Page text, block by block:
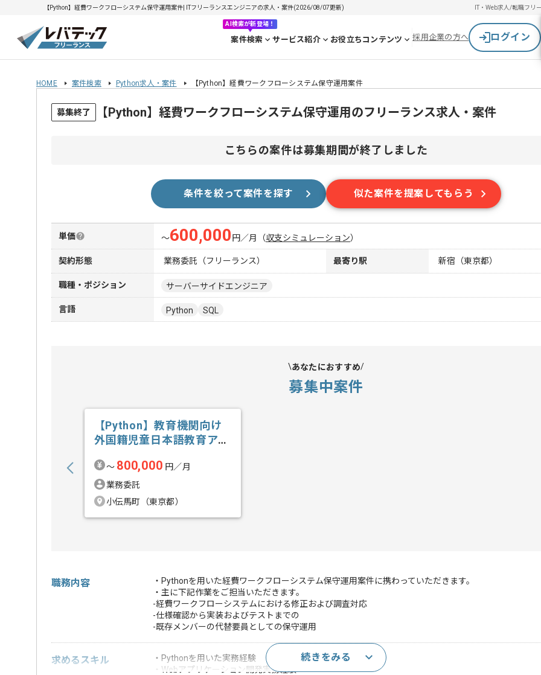
【Python】経費ワークフローシステム保守運用案件| ITフリーランスエンジニアの求人・案件(2026/08/07更新) IT・Web求人/転職フリ
AI検索が新登場！
案件検索 サービス紹介 お役立ちコンテンツ 採用企業の方へ ログイン
HOME 案件検索 Python求人・案件 【Python】経費ワークフローシステム保守運用案件
募集終了 【Python】経費ワークフローシステム保守運用のフリーランス求人・案件
こちらの案件は募集期間が終了しました
条件を絞って案件を探す 似た案件を提案してもらう
単価 〜600,000 円／月 （収支シミュレーション）
契約形態 業務委託（フリーランス） 最寄り駅 新宿（東京都）
職種・ポジション サーバーサイドエンジニア
言語 Python SQL
あなたにおすすめ
募集中案件
【Python】教育機関向け
外国籍児童日本語教育アプ
〜 800,000 円／月
業務委託
小伝馬町（東京都）
職務内容
・Pythonを用いた経費ワークフローシステム保守運用案件に携わっていただきます。
・主に下記作業をご担当いただきます。
-経費ワークフローシステムにおける修正および調査対応
-仕様確認から実装およびテストまでの
-既存メンバーの代替要員としての保守運用
求めるスキル
・Pythonを用いた実務経験
・Webアプリケーション開発実務経験
続きをみる